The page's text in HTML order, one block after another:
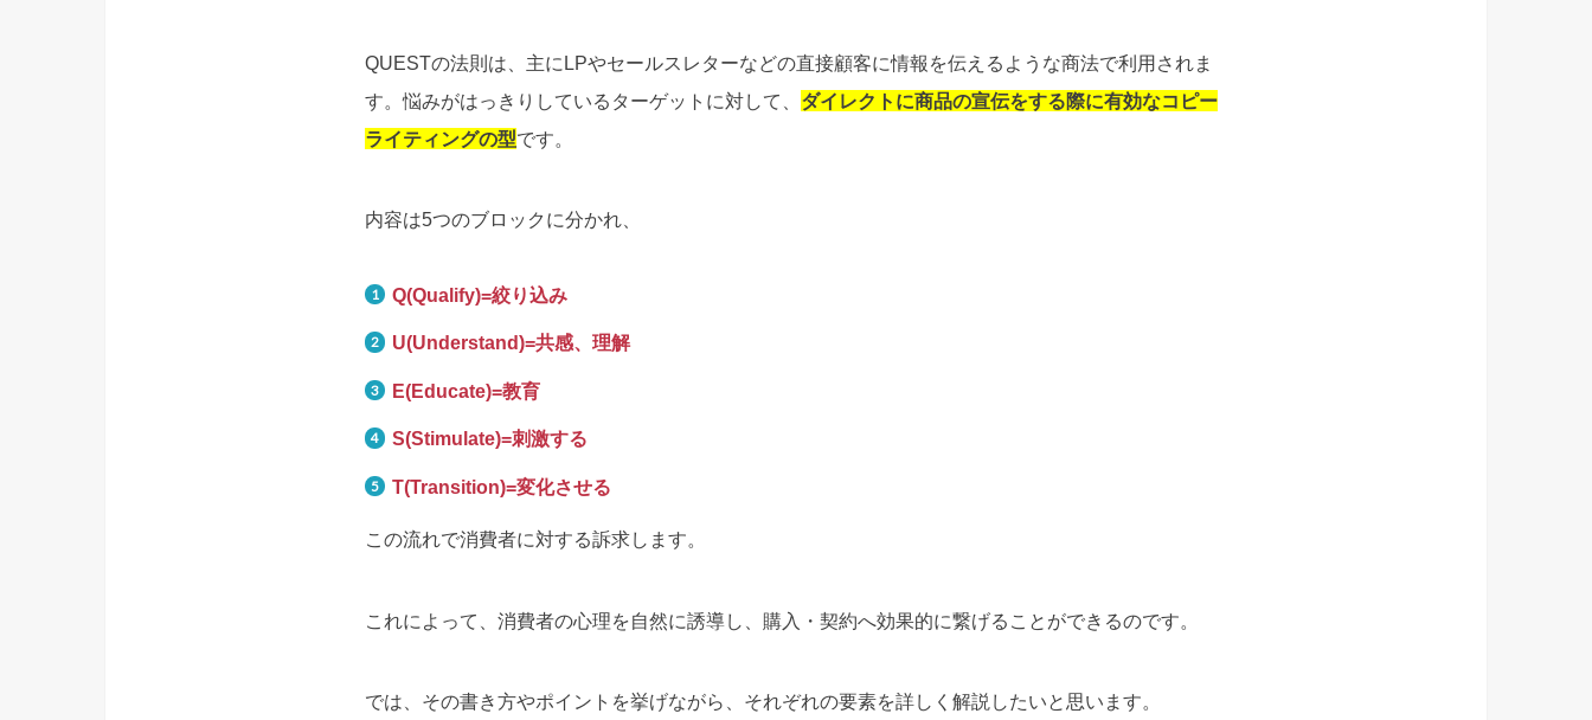
QUESTの法則は、主にLPやセールスレターなどの直接顧客に情報を伝えるような商法で利用されま
す。悩みがはっきりしているターゲットに対して、 ダイレクトに商品の宣伝をする際に有効なコピー
ライティングの型です。
内容は5つのブロックに分かれ、
Q(Qualify)=絞り込み
U(Understand)=共感、理解
E(Educate)=教育
S(Stimulate)=刺激する
T(Transition)=変化させる
この流れで消費者に対する訴求します。
これによって、消費者の心理を自然に誘導し、購入・契約へ効果的に繋げることができるのです。
では、その書き方やポイントを挙げながら、それぞれの要素を詳しく解説したいと思います。